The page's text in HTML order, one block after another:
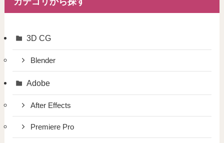
3D CG
Blender
Adobe
After Effects
Premiere Pro